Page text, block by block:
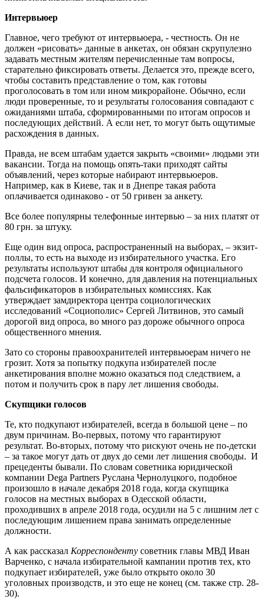
Интервьюер
Главное, чего требуют от интервьюера, - честность. Он не
должен «рисовать» данные в анкетах, он обязан скрупулезно
задавать местным жителям перечисленные там вопросы,
старательно фиксировать ответы. Делается это, прежде всего,
чтобы составить представление о том, как готовы
проголосовать в том или ином микрорайоне. Обычно, если
люди проверенные, то и результаты голосования совпадают с
ожиданиями штаба, сформированными по итогам опросов и
последующих действий. А если нет, то могут быть ощутимые
расхождения в данных.
Правда, не всем штабам удается закрыть «своими» людьми эти
вакансии. Тогда на помощь опять-таки приходят сайты
объявлений, через которые набирают интервьюеров.
Например, как в Киеве, так и в Днепре такая работа
оплачивается одинаково - от 50 гривен за анкету.
Все более популярны телефонные интервью – за них платят от
80 грн. за штуку.
Еще один вид опроса, распространенный на выборах, – экзит-
поллы, то есть на выходе из избирательного участка. Его
результаты используют штабы для контроля официального
подсчета голосов. И конечно, для давления на потенциальных
фальсификаторов в избирательных комиссиях. Как
утверждает замдиректора центра социологических
исследований «Социополис» Сергей Литвинов, это самый
дорогой вид опроса, во много раз дороже обычного опроса
общественного мнения.
Зато со стороны правоохранителей интервьюерам ничего не
грозит. Хотя за попытку подкупа избирателей после
анкетирования вполне можно оказаться под следствием, а
потом и получить срок в пару лет лишения свободы.
Скупщики голосов
Те, кто подкупают избирателей, всегда в большой цене – по
двум причинам. Во-первых, потому что гарантируют
результат. Во-вторых, потому что рискуют очень не по-детски
– за такое могут дать от двух до семи лет лишения свободы. И
прецеденты бывали. По словам советника юридической
компании Dega Partners Руслана Чернолуцкого, подобное
произошло в начале декабря 2018 года, когда скупщика
голосов на местных выборах в Одесской области,
проходивших в апреле 2018 года, осудили на 5 с лишним лет с
последующим лишением права занимать определенные
должности.
А как рассказал Корреспонденту советник главы МВД Иван
Варченко, с начала избирательной кампании против тех, кто
подкупает избирателей, уже было открыто около 30
уголовных производств, и это еще не конец (см. также стр. 28-
30).